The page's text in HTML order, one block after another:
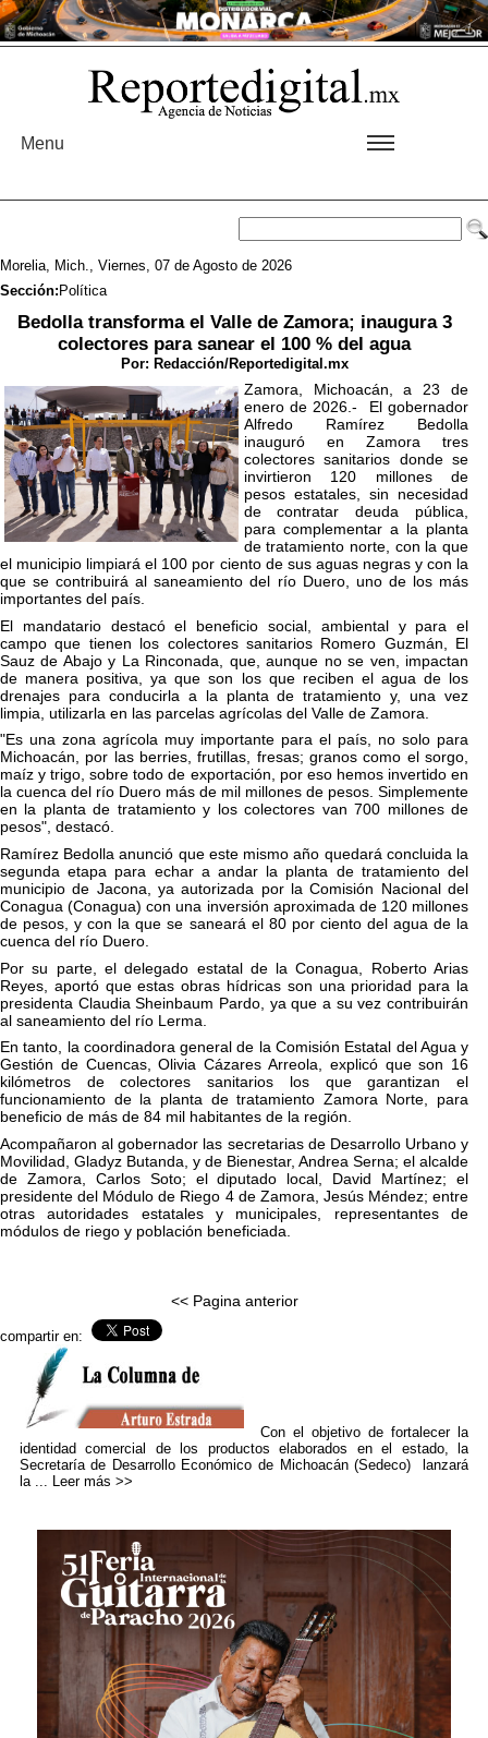
Menu
Morelia, Mich., Viernes, 07 de Agosto de 2026
Sección: Política
Bedolla transforma el Valle de Zamora; inaugura 3
colectores para sanear el 100 % del agua
Por: Redacción/Reportedigital.mx
Zamora, Michoacán, a 23 de
enero de 2026.- El gobernador
Alfredo Ramírez Bedolla
inauguró en Zamora tres
colectores sanitarios donde se
invirtieron 120 millones de
pesos estatales, sin necesidad
de contratar deuda pública,
para complementar a la planta
de tratamiento norte, con la que
el municipio limpiará el 100 por ciento de sus aguas negras y con la
que se contribuirá al saneamiento del río Duero, uno de los más
importantes del país.
El mandatario destacó el beneficio social, ambiental y para el
campo que tienen los colectores sanitarios Romero Guzmán, El
Sauz de Abajo y La Rinconada, que, aunque no se ven, impactan
de manera positiva, ya que son los que reciben el agua de los
drenajes para conducirla a la planta de tratamiento y, una vez
limpia, utilizarla en las parcelas agrícolas del Valle de Zamora.
"Es una zona agrícola muy importante para el país, no solo para
Michoacán, por las berries, frutillas, fresas; granos como el sorgo,
maíz y trigo, sobre todo de exportación, por eso hemos invertido en
la cuenca del río Duero más de mil millones de pesos. Simplemente
en la planta de tratamiento y los colectores van 700 millones de
pesos", destacó.
Ramírez Bedolla anunció que este mismo año quedará concluida la
segunda etapa para echar a andar la planta de tratamiento del
municipio de Jacona, ya autorizada por la Comisión Nacional del
Conagua (Conagua) con una inversión aproximada de 120 millones
de pesos, y con la que se saneará el 80 por ciento del agua de la
cuenca del río Duero.
Por su parte, el delegado estatal de la Conagua, Roberto Arias
Reyes, aportó que estas obras hídricas son una prioridad para la
presidenta Claudia Sheinbaum Pardo, ya que a su vez contribuirán
al saneamiento del río Lerma.
En tanto, la coordinadora general de la Comisión Estatal del Agua y
Gestión de Cuencas, Olivia Cázares Arreola, explicó que son 16
kilómetros de colectores sanitarios los que garantizan el
funcionamiento de la planta de tratamiento Zamora Norte, para
beneficio de más de 84 mil habitantes de la región.
Acompañaron al gobernador las secretarias de Desarrollo Urbano y
Movilidad, Gladyz Butanda, y de Bienestar, Andrea Serna; el alcalde
de Zamora, Carlos Soto; el diputado local, David Martínez; el
presidente del Módulo de Riego 4 de Zamora, Jesús Méndez; entre
otras autoridades estatales y municipales, representantes de
módulos de riego y población beneficiada.
<< Pagina anterior
compartir en:
Con el objetivo de fortalecer la
identidad comercial de los productos elaborados en el estado, la
Secretaría de Desarrollo Económico de Michoacán (Sedeco) lanzará
la ... Leer más >>